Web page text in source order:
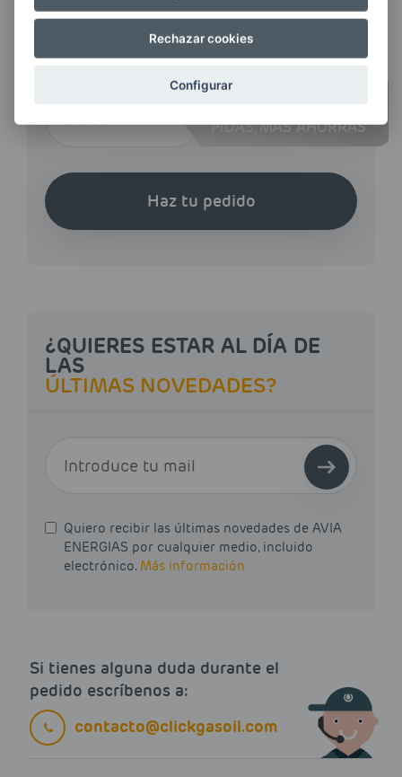
PIDAS,MÁS AHORRAS
Haz tu pedido
¿QUIERES ESTAR AL DÍA DE
LAS
ÚLTIMAS NOVEDADES?
Quiero recibir las últimas novedades de AVIA
ENERGIAS por cualquier medio, incluido
electrónico. Más información
Si tienes alguna duda durante el
pedido escríbenos a:
contacto@clickgasoil.com
Rechazar cookies
Configurar